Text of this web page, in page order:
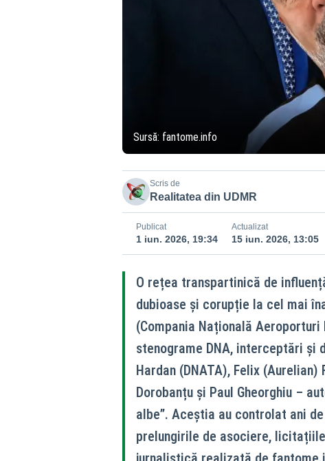
Sursă: fantome.info
Scris de
Realitatea din UDMR
Publicat
1 iun. 2026, 19:34
Actualizat
15 iun. 2026, 13:05
O rețea transpartinică de
dubioase și corupție la cel mai
(Compania Națională
stenograme DNA, interceptări și
Hardan (DNATA), Felix (Aurelian)
Dorobanțu și Paul Gheorghiu –
albe”. Aceștia au controlat ani
prelungirile de asociere,